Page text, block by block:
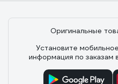
3 отзыва
Оригинальные
Установите
информация по заказам